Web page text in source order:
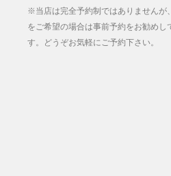
※当店は完全予約制ではありませんが
をご希望の場合は事前予約をお勧めし
す。どうぞお気軽にご予約下さい。